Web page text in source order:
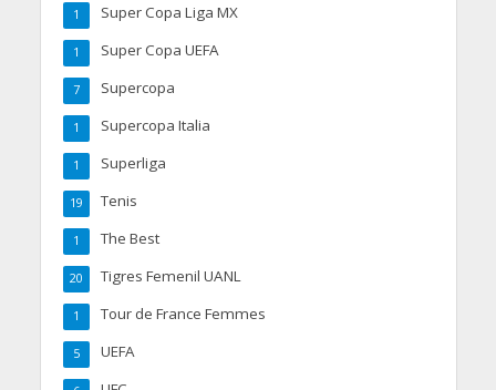
Super Copa Liga MX
1
Super Copa UEFA
1
Supercopa
7
Supercopa Italia
1
Superliga
1
Tenis
19
The Best
1
Tigres Femenil UANL
20
Tour de France Femmes
1
UEFA
5